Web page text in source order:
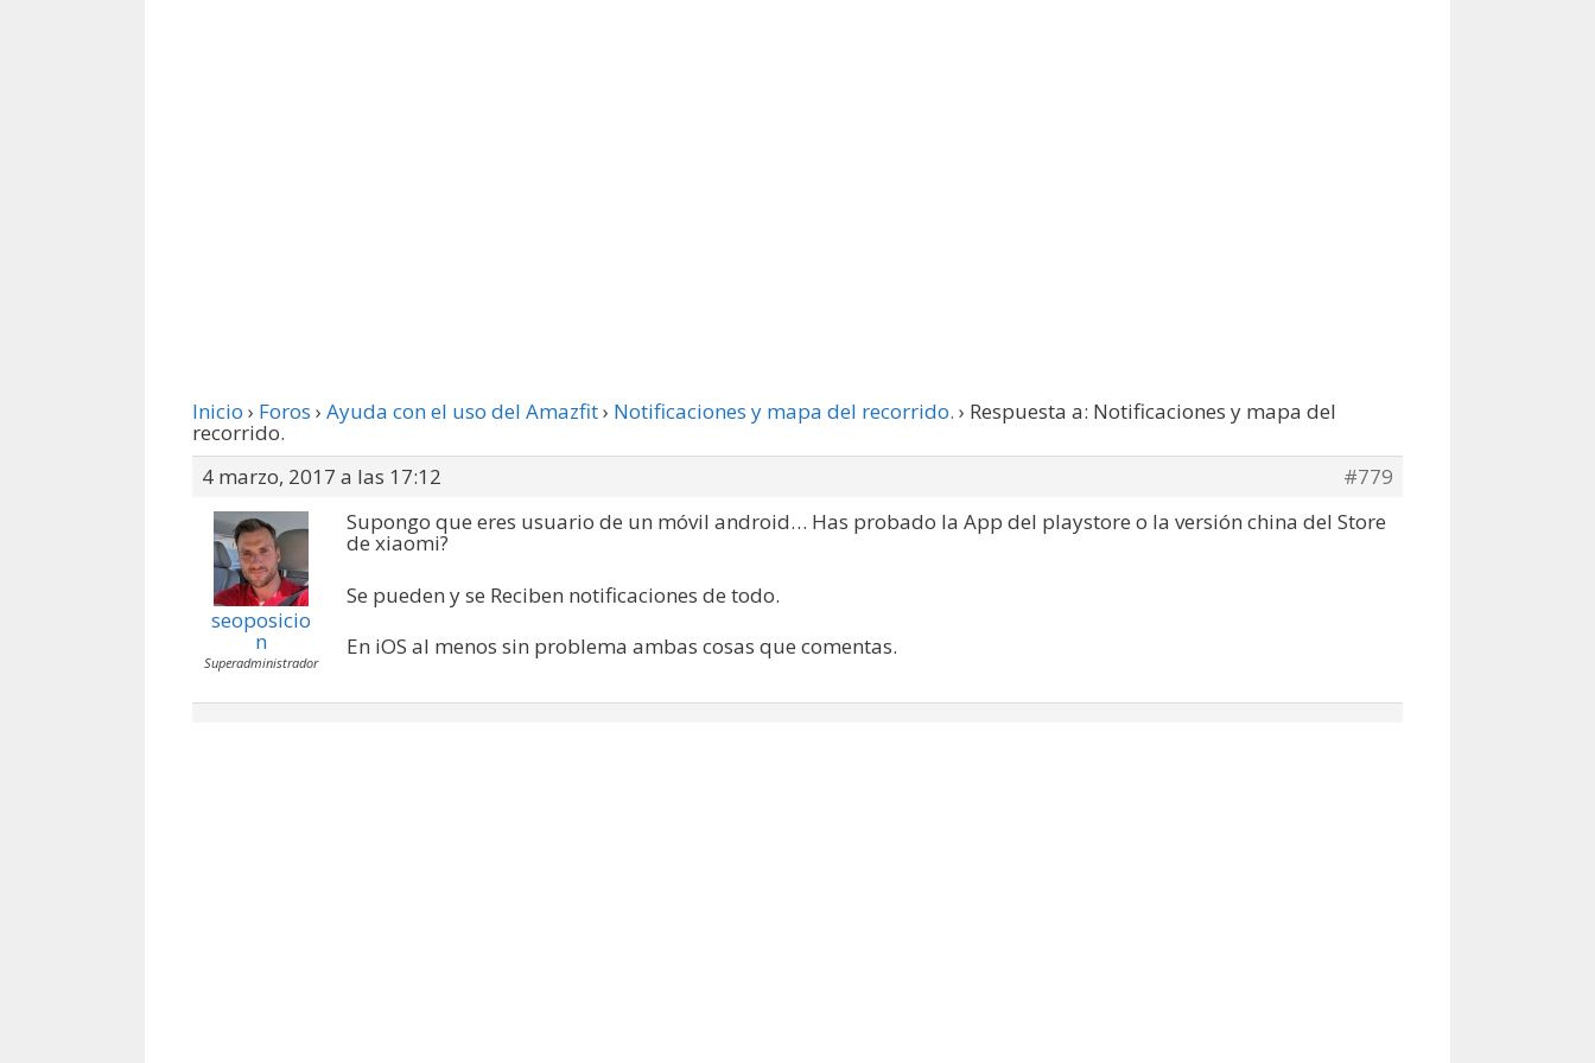
Inicio › Foros › Ayuda con el uso del Amazfit› Notificaciones y mapa del recorrido. › Respuesta a: Notificaciones y mapa del
recorrido.
4 marzo, 2017 a las 17:12
#779
seoposicio
n
Superadministrador
Supongo que eres usuario de un móvil android… Has probado la App del playstore o la versión china del Store
de xiaomi?
Se pueden y se Reciben notificaciones de todo.
En iOS al menos sin problema ambas cosas que comentas.